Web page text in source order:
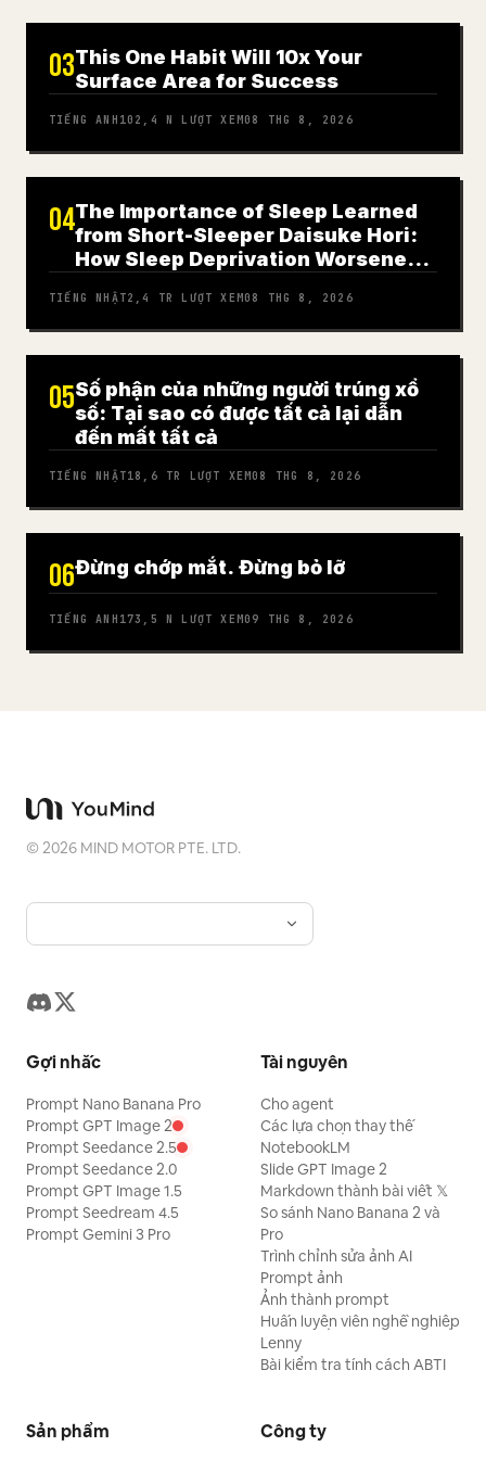
03This One Habit Will 10x Your
Surface Area for Success
TIẾNG ANH 102,4 N LƯỢT XEM08 THG 8, 2026
04The Importance of Sleep Learned
from Short-Sleeper Daisuke Hori:
How Sleep Deprivation Worsened
TIẾNG NHẬT2,4 TR LƯỢT XEM08 THG 8, 2026
05Số phận của những người trúng xổ
số: Tại sao có được tất cả lại dẫn
đến mất tất cả
TIẾNG NHẬT18,6 TR LƯỢT XEM08 THG 8, 2026
06Đừng chớp mắt. Đừng bỏ lỡ
TIẾNG ANH 173,5 N LƯỢT XEM09 THG 8, 2026
©2026 MIND MOTOR PTE. LTD.
Gợi nhắc
Prompt Nano Banana Pro
Prompt GPT Image 2
Prompt Seedance 2.5
Prompt Seedance 2.0
Prompt GPT Image 1.5
Prompt Seedream 4.5
Prompt Gemini 3 Pro
Tài nguyên
Cho agent
Các lựa chọn thay thế
NotebookLM
Slide GPT Image 2
Markdown thành bài viết 𝕏
So sánh Nano Banana 2 và
Pro
Trình chỉnh sửa ảnh AI
Prompt ảnh
Ảnh thành prompt
Huấn luyện viên nghề nghiệp
Lenny
Bài kiểm tra tính cách ABTI
Sản phẩm Công ty